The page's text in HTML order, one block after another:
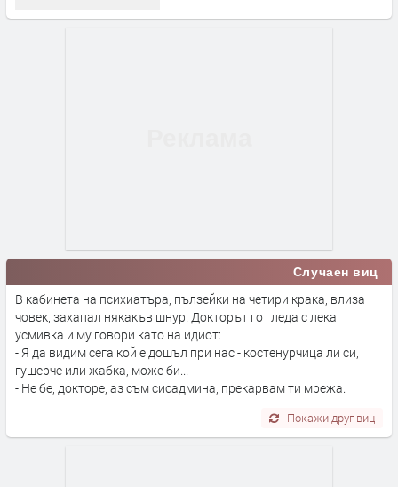
Случаен виц
В кабинета на психиатъра, пълзейки на четири крака, влиза
човек, захапал някакъв шнур. Докторът го гледа с лека
усмивка и му говори като на идиот:
- Я да видим сега кой е дошъл при нас - костенурчица ли си,
гущерче или жабка, може би...
- Не бе, докторе, аз съм сисадмина, прекарвам ти мрежа.
Покажи друг виц